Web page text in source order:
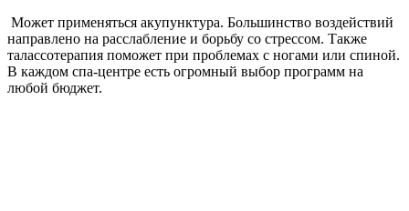
Может применяться акупунктура. Большинство воздействий
направлено на расслабление и борьбу со стрессом. Также
талассотерапия поможет при проблемах с ногами или спиной.
В каждом спа-центре есть огромный выбор программ на
любой бюджет.